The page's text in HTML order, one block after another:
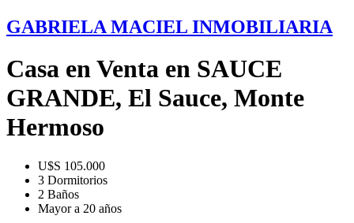
GABRIELA MACIEL INMOBILIARIA
Casa en Venta en SAUCE
GRANDE, El Sauce, Monte
Hermoso
U$S 105.000
3 Dormitorios
2 Baños
Mayor a 20 años